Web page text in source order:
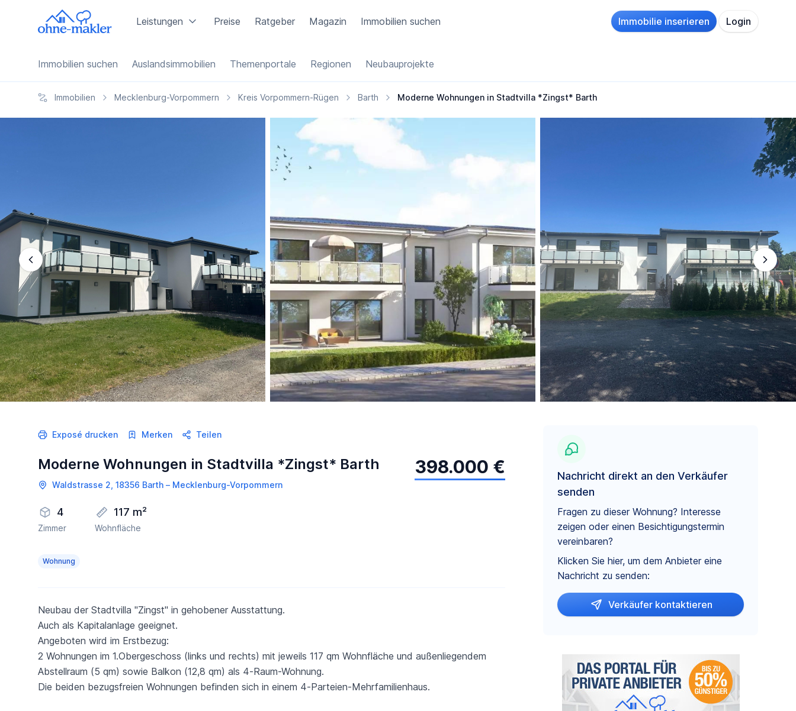
Leistungen Preise Ratgeber Magazin Immobilien suchen Immobilie inserieren Login
Immobilien suchen Auslandsimmobilien Themenportale Regionen Neubauprojekte
Immobilien Mecklenburg-Vorpommern Kreis Vorpommern-Rügen Barth Moderne Wohnungen in Stadtvilla *Zingst* Barth
Exposé drucken Merken Teilen
Moderne Wohnungen in Stadtvilla *Zingst* Barth
Waldstrasse 2, 18356 Barth – Mecklenburg-Vorpommern
398.000 €
4
Zimmer
117 m²
Wohnfläche
Wohnung
Neubau der Stadtvilla "Zingst" in gehobener Ausstattung.
Auch als Kapitalanlage geeignet.
Angeboten wird im Erstbezug:
2 Wohnungen im 1.Obergeschoss (links und rechts) mit jeweils 117 qm Wohnfläche und außenliegendem
Abstellraum (5 qm) sowie Balkon (12,8 qm) als 4-Raum-Wohnung.
Die beiden bezugsfreien Wohnungen befinden sich in einem 4-Parteien-Mehrfamilienhaus.
Nachricht direkt an den Verkäufer
senden
Fragen zu dieser Wohnung? Interesse
zeigen oder einen Besichtigungstermin
vereinbaren?
Klicken Sie hier, um dem Anbieter eine
Nachricht zu senden:
Verkäufer kontaktieren